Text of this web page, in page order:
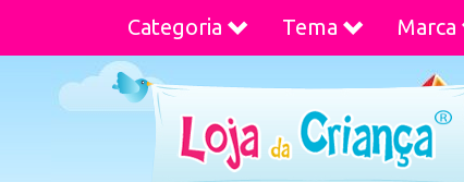
Categoria Tema Marca